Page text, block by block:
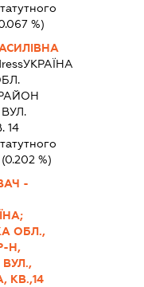
%)
УКРАЇНА
14
(0.202 %)
-
ОБЛ.,
Н,
КВ.,14